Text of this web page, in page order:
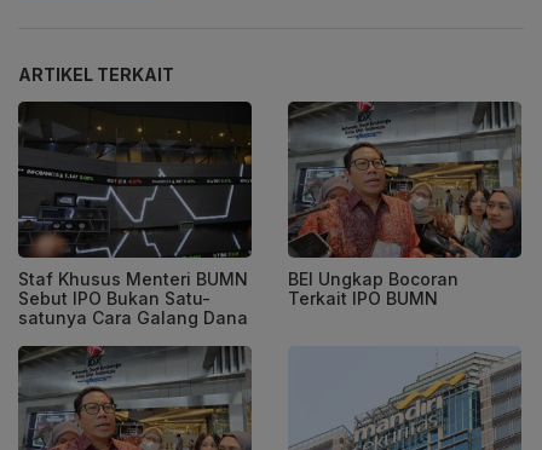
ARTIKEL TERKAIT
Staf Khusus Menteri BUMN
Sebut IPO Bukan Satu-
satunya Cara Galang Dana
BEI Ungkap Bocoran
Terkait IPO BUMN